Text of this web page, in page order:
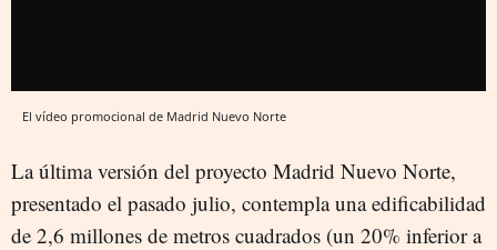
El vídeo promocional de Madrid Nuevo Norte
La última versión del proyecto Madrid Nuevo Norte,
presentado el pasado julio, contempla una edificabilidad
de 2,6 millones de metros cuadrados (un 20% inferior a